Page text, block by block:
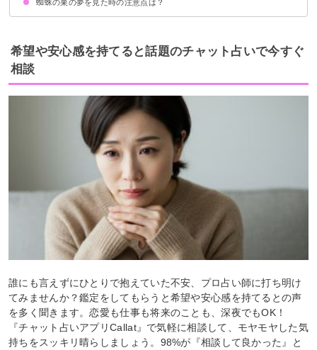
綺麗な蜘蛛の巣の夢【吉夢】
たくさんの蜘蛛の巣の夢【凶夢】
大きい蜘蛛の巣の夢【凶夢】
蜘蛛の巣の夢を見た時の注意点は？
周囲の女性との関係に気をつける
警告夢や凶夢の内容を人に話す
希望や安心感を持てると話題のチャット占いで今すぐ
相談
誰にも言えずにひとりで抱えていた不安、プロ占い師に打ち明け
てみませんか？鑑定をしてもらうと希望や安心感を持てるとの声
を多く聞きます。恋愛も仕事も将来のことも、深夜でもOK！
『チャット占いアプリCallat』で気軽に相談して、モヤモヤした気
持ちをスッキリ晴らしましょう。98%が『相談して良かった』と